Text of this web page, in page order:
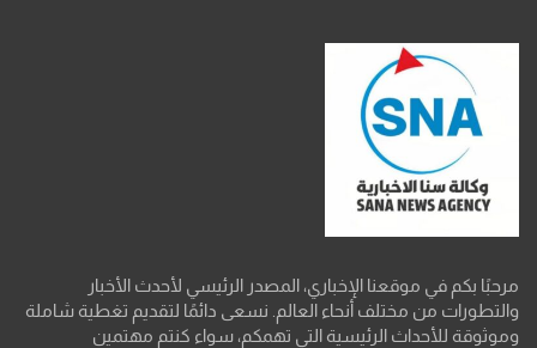
مرحبًا بكم في موقعنا الإخباري، المصدر الرئيسي لأحدث الأخبار
والتطورات من مختلف أنحاء العالم. نسعى دائمًا لتقديم تغطية شاملة
وموثوقة للأحداث الرئيسية التي تهمكم، سواء كنتم مهتمين